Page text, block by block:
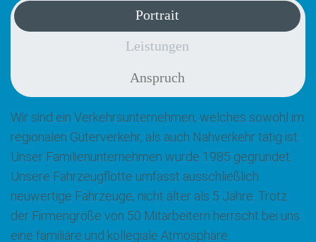
Portrait
Leistungen
Anspruch
Wir sind ein Verkehrsunternehmen, welches sowohl im
regionalen Güterverkehr, als auch Nahverkehr tätig ist.
Unser Familienunternehmen wurde 1985 gegründet.
Unsere Fahrzeugflotte umfasst ausschließlich
neuwertige Fahrzeuge, nicht älter als 5 Jahre. Trotz
der Firmengröße von 50 Mitarbeitern herrscht bei uns
eine familiäre und kollegiale Atmosphäre.